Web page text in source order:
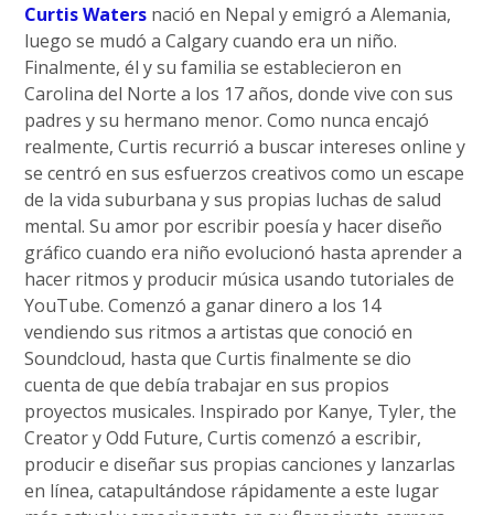
Curtis Waters nació en Nepal y emigró a Alemania,
luego se mudó a Calgary cuando era un niño.
Finalmente, él y su familia se establecieron en
Carolina del Norte a los 17 años, donde vive con sus
padres y su hermano menor. Como nunca encajó
realmente, Curtis recurrió a buscar intereses online y
se centró en sus esfuerzos creativos como un escape
de la vida suburbana y sus propias luchas de salud
mental. Su amor por escribir poesía y hacer diseño
gráfico cuando era niño evolucionó hasta aprender a
hacer ritmos y producir música usando tutoriales de
YouTube. Comenzó a ganar dinero a los 14
vendiendo sus ritmos a artistas que conoció en
Soundcloud, hasta que Curtis finalmente se dio
cuenta de que debía trabajar en sus propios
proyectos musicales. Inspirado por Kanye, Tyler, the
Creator y Odd Future, Curtis comenzó a escribir,
producir e diseñar sus propias canciones y lanzarlas
en línea, catapultándose rápidamente a este lugar